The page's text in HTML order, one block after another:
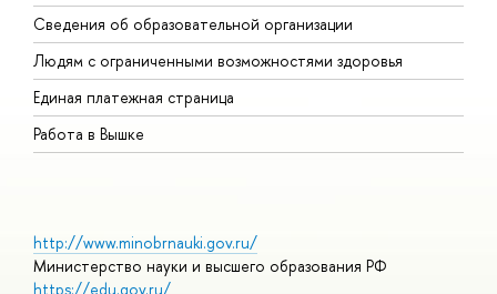
Сведения об образовательной организации
Людям с ограниченными возможностями здоровья
Единая платежная страница
Работа в Вышке
http://www.minobrnauki.gov.ru/
Министерство науки и высшего образования РФ
https://edu.gov.ru/